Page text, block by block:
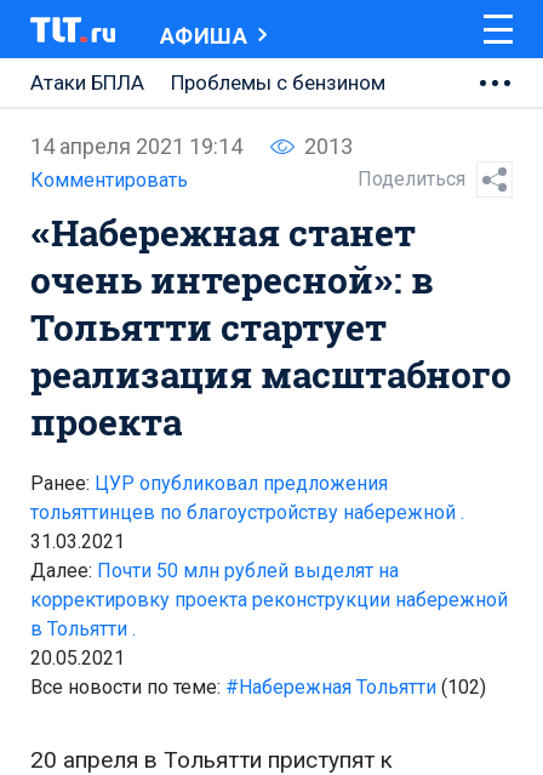
АФИША
Атаки БПЛА
Проблемы с бензином
Ремонт Центральной площади
Ремонт Обводного шоссе
Набережная Тольятти
Неделя Тольятти
14 апреля 2021 19:14 2013
Комментировать Поделиться
«Набережная станет
очень интересной»: в
Тольятти стартует
реализация масштабного
проекта
Ранее: ЦУР опубликовал предложения
тольяттинцев по благоустройству набережной .
31.03.2021
Далее: Почти 50 млн рублей выделят на
корректировку проекта реконструкции набережной
в Тольятти .
20.05.2021
Все новости по теме: #Набережная Тольятти (102)
20 апреля в Тольятти приступят к